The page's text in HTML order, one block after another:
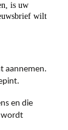
is uw
wilt
aannemen.
en die
wordt